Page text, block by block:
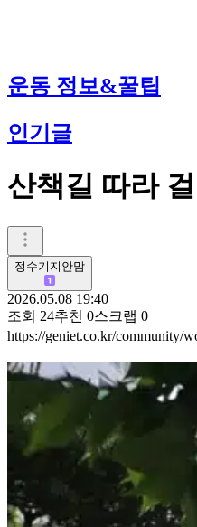
운동 정보&꿀팁
인기글
산책길 따라
정수기지안맘
2026.05.08 19:40
조회 24추천 0스크랩 0
https://geniet.co.kr/community/